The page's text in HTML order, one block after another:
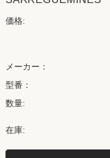
価格:
メーカー：
型番：
数量:
在庫: